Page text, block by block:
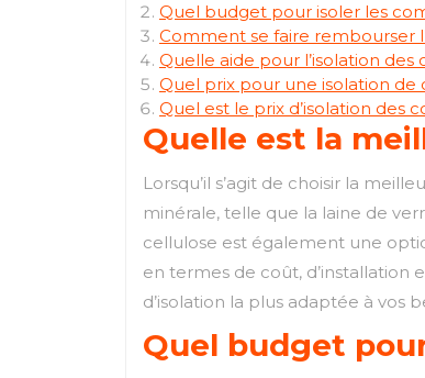
Quel budget pour isoler les
Comment se faire rembourser
Quelle aide pour l’isolation des
Quel prix pour une isolation de
Quel est le prix d’isolation des
Quelle est la
Lorsqu’il s’agit de choisir la
minérale, telle que la laine de
cellulose est également une
en termes de coût,
d’isolation la plus adaptée à vos
Quel budget